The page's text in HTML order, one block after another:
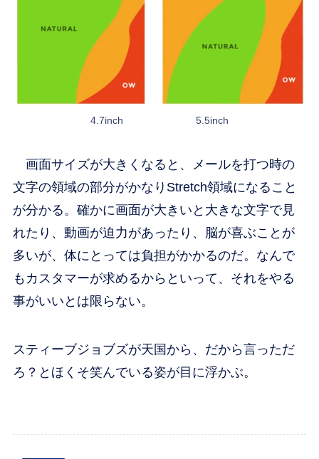
4.7inch 5.5inch
画面サイズが大きくなると、メールを打つ時の
文字の領域の部分がかなりStretch領域になること
が分かる。確かに画面が大きいと大きな文字で見
れたり、動画が迫力があったり、脳が喜ぶことが
多いが、体にとっては負担がかかるのだ。なんで
もカスタマーが求めるからといって、それをやる
事がいいとは限らない。
スティーブジョブズが天国から、だから言っただ
ろ？とほくそ笑んでいる姿が目に浮かぶ。